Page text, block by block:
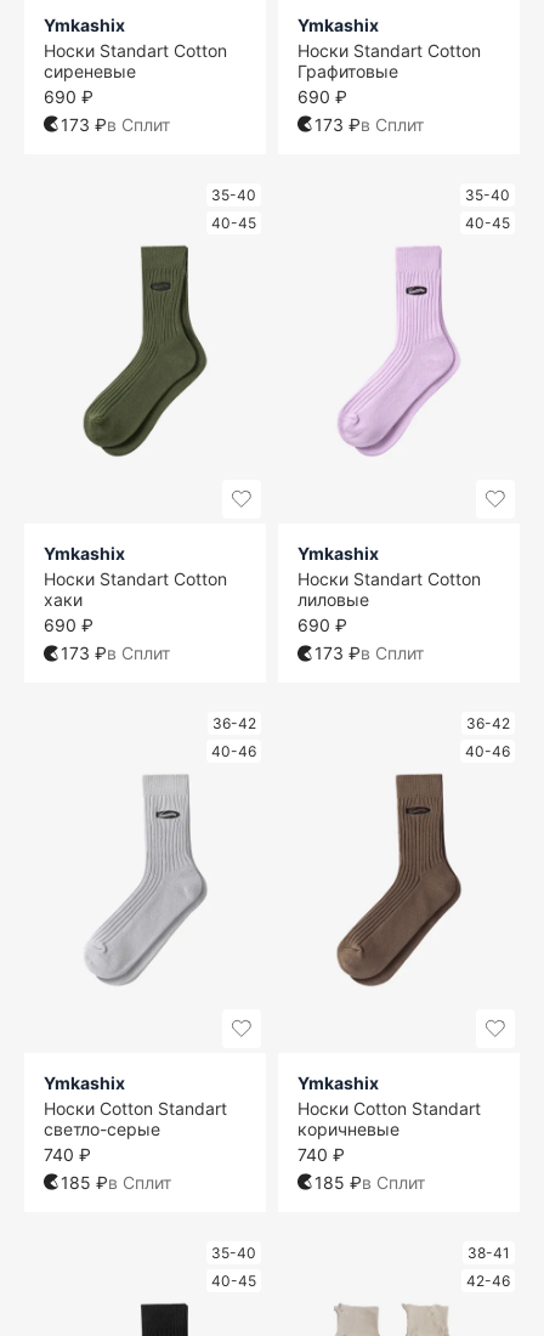
Ymkashix
Носки Standart Cotton
сиреневые
690 ₽
173 ₽в Сплит
Ymkashix
Носки Standart Cotton
Графитовые
690 ₽
173 ₽в Сплит
35-40
40-45
Ymkashix
Носки Standart Cotton
хаки
690 ₽
173 ₽в Сплит
35-40
40-45
Ymkashix
Носки Standart Cotton
лиловые
690 ₽
173 ₽в Сплит
36-42
40-46
Ymkashix
Носки Cotton Standart
светло-серые
740 ₽
185 ₽в Сплит
36-42
40-46
Ymkashix
Носки Cotton Standart
коричневые
740 ₽
185 ₽в Сплит
35-40
40-45
38-41
42-46